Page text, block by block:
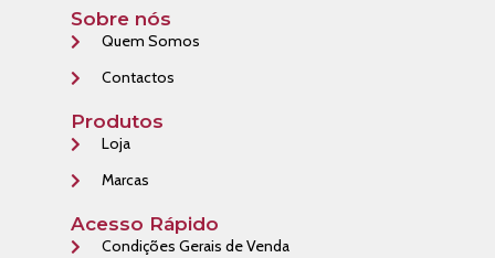
Sobre nós
Quem Somos
Contactos
Produtos
Loja
Marcas
Acesso Rápido
Condições Gerais de Venda